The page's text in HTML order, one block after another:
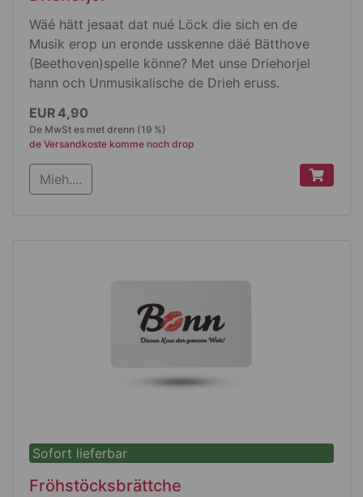
Wäé hätt jesaat dat nué Löck die sich en de
Musik erop un eronde usskenne däé Bätthove
(Beethoven)spelle könne? Met unse Driehorjel
hann och Unmusikalische de Drieh eruss.
Produktdetails
Dat kleene Spellwerek kamme met de Häng
kurbele
die Melodie ess vom Bätthove: Ludwig van
EUR 4,90
De MwSt es met drenn (19 %)
de Versandkoste komme noch drop
Mieh....
Sofort lieferbar
Fröhstöcksbrättche